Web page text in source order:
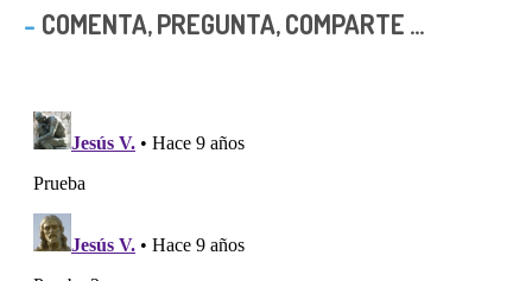
COMENTA, PREGUNTA, COMPARTE ...